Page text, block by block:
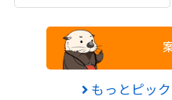
もっとピッ